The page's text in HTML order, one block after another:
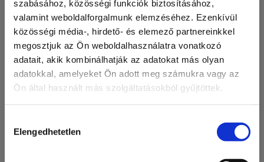
szabásához, közösségi funkciók biztosításához,
valamint weboldalforgalmunk elemzéséhez. Ezenkívül
közösségi média-, hirdető- és elemező partnereinkkel
megosztjuk az Ön weboldalhasználatra vonatkozó
adatait, akik kombinálhatják az adatokat más olyan
adatokkal, amelyeket Ön adott meg számukra vagy az
Ön által használt más szolgáltatásokból gyűjtöttek.
kiválasztása
Elengedhetetlen
transzformátor nélküli Fronius Symo az ideális választás
minden rendszermérethez.
A Superflex design-nak köszönhetően a Fronius Symo
kanyargós és több irányú tetőre is ideális válsztás. Az
alapfelszerelés
része a vezetékes, vagy vezeték nélküli internet
csatlakozási lehetőség, illetve a harmadik fél
eszközzé.